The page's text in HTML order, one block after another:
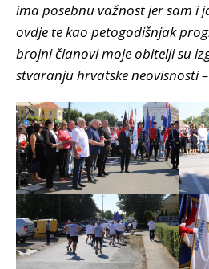
ima posebnu važnost jer sam i
ovdje te kao petogodišnjak
brojni članovi moje obitelji su
stvaranju hrvatske neovisnosti –